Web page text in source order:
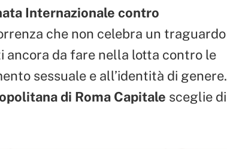
Internazionale contro
che non celebra un traguardo
da fare nella lotta contro le
sessuale e all’identità di genere.
di Roma Capitale sceglie di